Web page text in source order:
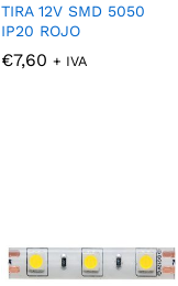
TIRA 12V SMD 5050
IP20 ROJO
€7,60 + IVA
€7,60